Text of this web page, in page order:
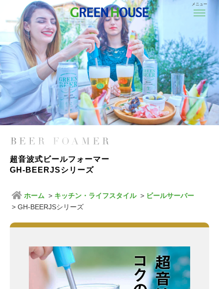
メニュー
超音波式ビールフォーマー
GH-BEERJSシリーズ
ホーム キッチン・ライフスタイル
ビールサーバー
GH-BEERJSシリーズ